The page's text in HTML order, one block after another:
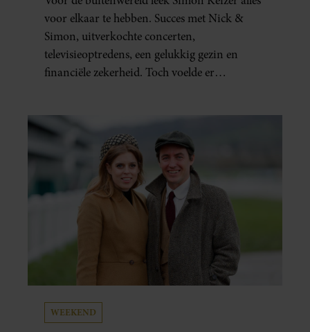
voor elkaar te hebben. Succes met Nick &
Simon, uitverkochte concerten,
televisieoptredens, een gelukkig gezin en
financiële zekerheid. Toch voelde er
vertelt de zanger dat hij lange tijd vooral
overleefde en steeds verder van zijn gevoel
verwijderd raakte.
WEEKEND